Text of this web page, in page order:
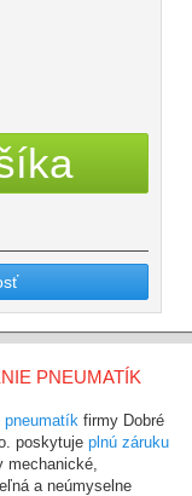
PNEUMATÍK
pneumatík firmy Dobré
poskytuje plnú záruku
mechanické,
a neúmyselne